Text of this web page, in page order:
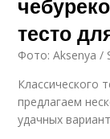
тесто
Фото: Aksenya /
Классического
предлагаем
удачных